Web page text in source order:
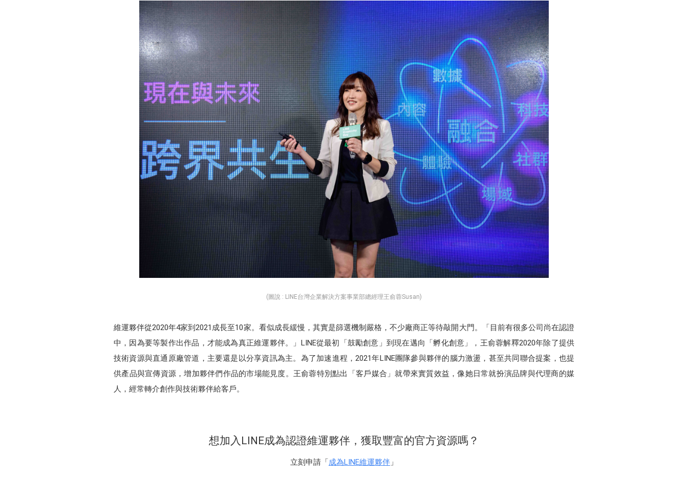
(圖說 : LINE台灣企業解決方案事業部總經理王俞蓉Susan)
維運夥伴從2020年4家到2021成長至10家。看似成長緩慢，其實是篩選機制嚴格，不少廠商正等待敲開大門。「目前有很多公司尚在認證
中，因為要等製作出作品，才能成為真正維運夥伴。」LINE從最初「鼓勵創意」到現在邁向「孵化創意」，王俞蓉解釋2020年除了提供
技術資源與直通原廠管道，主要還是以分享資訊為主。為了加速進程，2021年LINE團隊參與夥伴的腦力激盪，甚至共同聯合提案，也提
供產品與宣傳資源，增加夥伴們作品的市場能見度。王俞蓉特別點出「客戶媒合」就帶來實質效益，像她日常就扮演品牌與代理商的媒
人，經常轉介創作與技術夥伴給客戶。
想加入LINE成為認證維運夥伴，獲取豐富的官方資源嗎？
立刻申請「成為LINE維運夥伴 」